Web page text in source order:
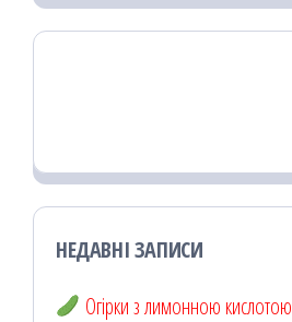
НЕДАВНІ ЗАПИСИ
Огірки з лимонною кислотою